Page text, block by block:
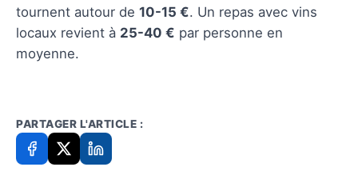
tournent autour de 10-15 €. Un repas avec vins
locaux revient à 25-40 € par personne en
moyenne.
PARTAGER L'ARTICLE :